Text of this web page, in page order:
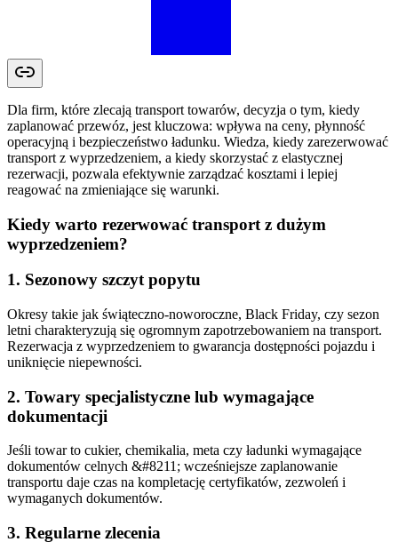
Dla firm, które zlecają transport towarów, decyzja o tym, kiedy
zaplanować przewóz, jest kluczowa: wpływa na ceny, płynność
operacyjną i bezpieczeństwo ładunku. Wiedza, kiedy zarezerwować
transport z wyprzedzeniem, a kiedy skorzystać z elastycznej
rezerwacji, pozwala efektywnie zarządzać kosztami i lepiej
reagować na zmieniające się warunki.
Kiedy warto rezerwować transport z dużym
wyprzedzeniem?
1. Sezonowy szczyt popytu
Okresy takie jak świąteczno-noworoczne, Black Friday, czy sezon
letni charakteryzują się ogromnym zapotrzebowaniem na transport.
Rezerwacja z wyprzedzeniem to gwarancja dostępności pojazdu i
uniknięcie niepewności.
2. Towary specjalistyczne lub wymagające
dokumentacji
Jeśli towar to cukier, chemikalia, meta czy ładunki wymagające
dokumentów celnych &#8211; wcześniejsze zaplanowanie
transportu daje czas na kompletację certyfikatów, zezwoleń i
wymaganych dokumentów.
3. Regularne zlecenia